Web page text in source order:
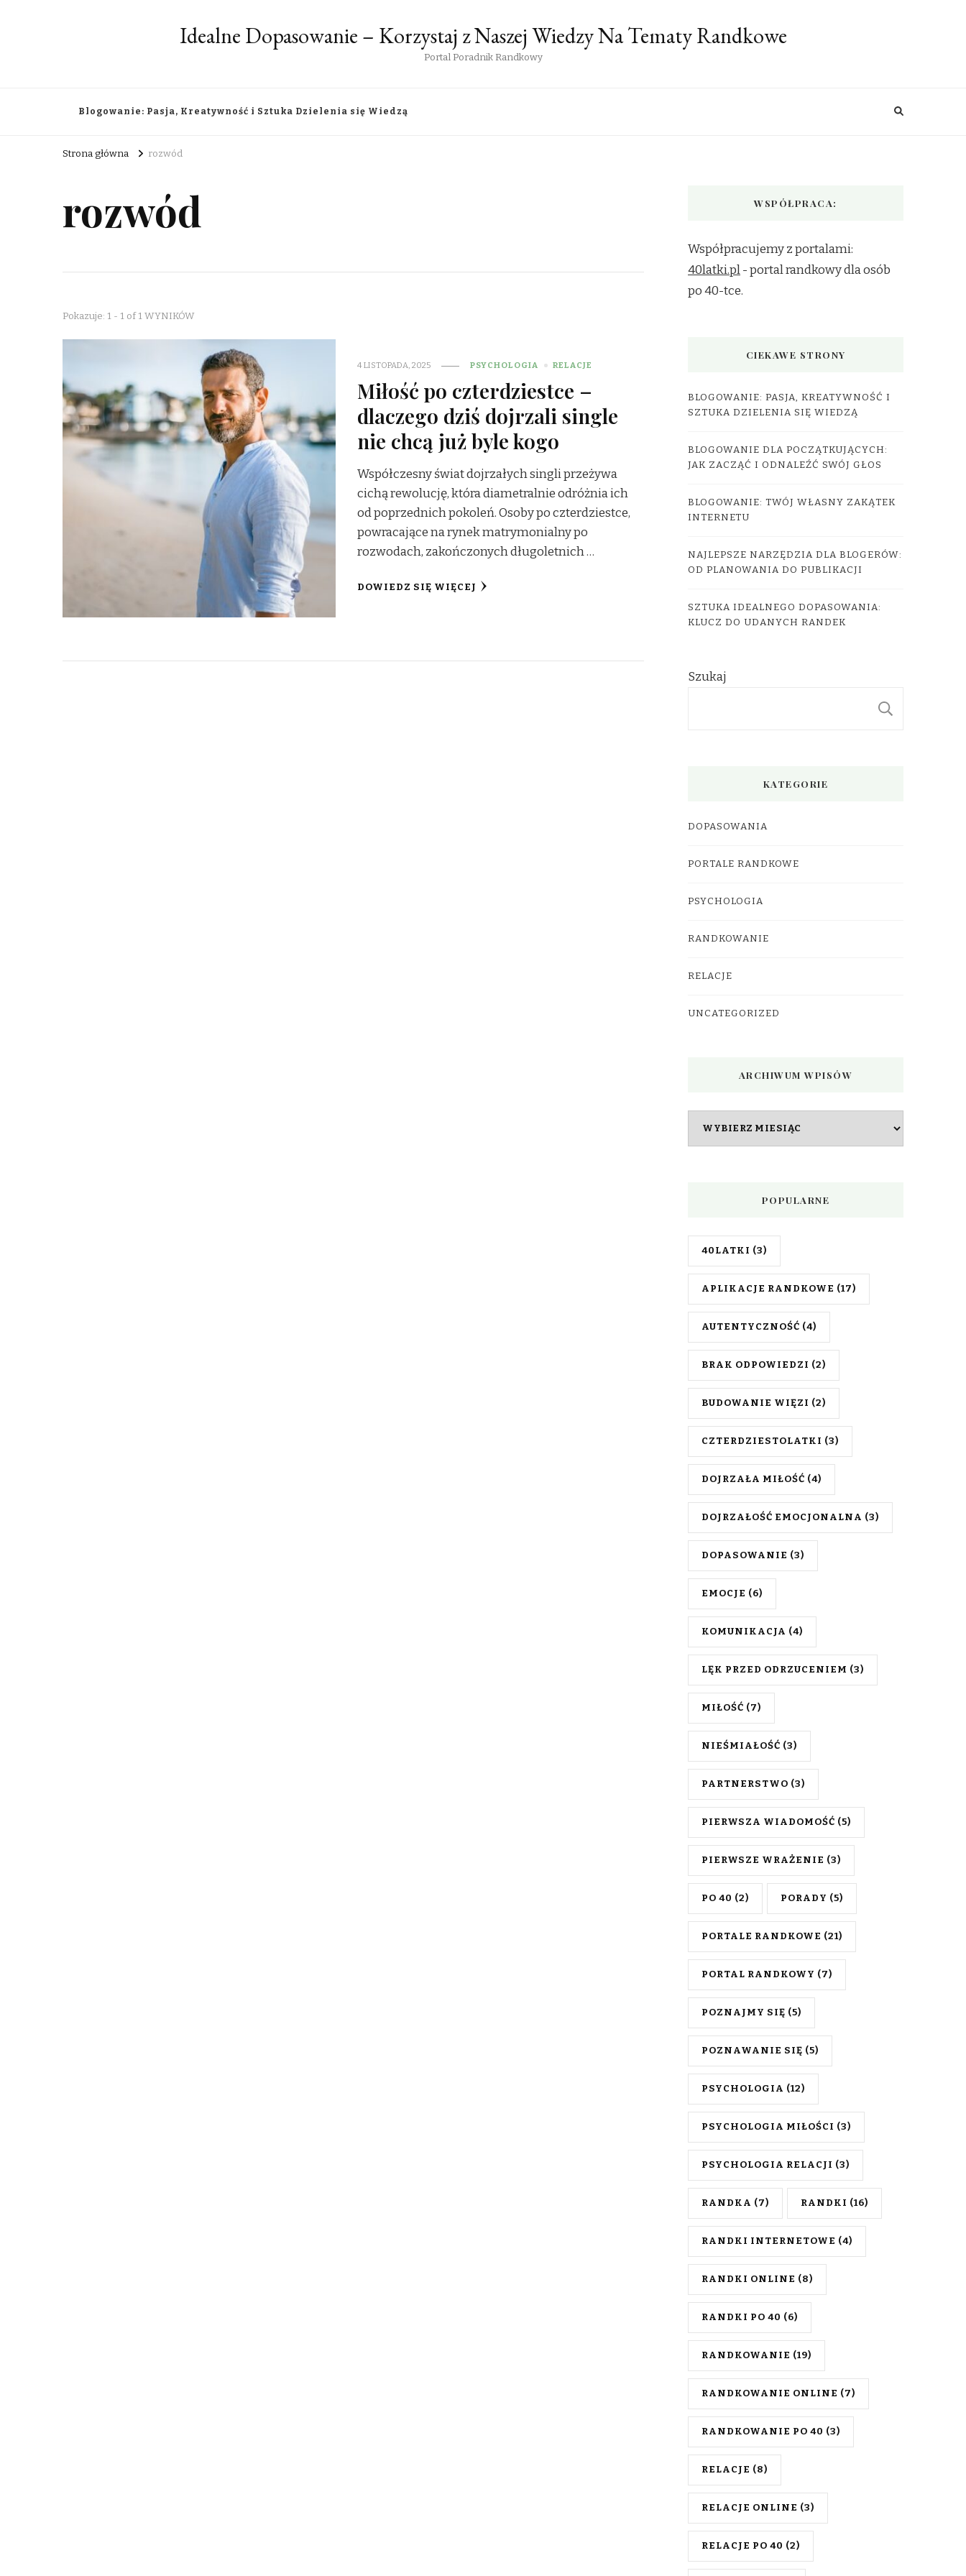
Idealne Dopasowanie – Korzystaj z Naszej Wiedzy Na Tematy Randkowe
Portal Poradnik Randkowy
Blogowanie: Pasja, Kreatywność i Sztuka Dzielenia się Wiedzą
Strona główna rozwód
rozwód
Pokazuje: 1 - 1 of 1 WYNIKÓW
4 LISTOPADA, 2025 PSYCHOLOGIA RELACJE
Miłość po czterdziestce –
dlaczego dziś dojrzali single
nie chcą już byle kogo
Współczesny świat dojrzałych singli przeżywa
cichą rewolucję, która diametralnie odróżnia ich
od poprzednich pokoleń. Osoby po czterdziestce,
powracające na rynek matrymonialny po
rozwodach, zakończonych długoletnich …
DOWIEDZ SIĘ WIĘCEJ
WSPÓŁPRACA:
Współpracujemy z portalami:
40latki.pl- portal randkowy dla osób
po 40-tce.
CIEKAWE STRONY
BLOGOWANIE: PASJA, KREATYWNOŚĆ I
SZTUKA DZIELENIA SIĘ WIEDZĄ
BLOGOWANIE DLA POCZĄTKUJĄCYCH:
JAK ZACZĄĆ I ODNALEŹĆ SWÓJ GŁOS
BLOGOWANIE: TWÓJ WŁASNY ZAKĄTEK
INTERNETU
NAJLEPSZE NARZĘDZIA DLA BLOGERÓW:
OD PLANOWANIA DO PUBLIKACJI
SZTUKA IDEALNEGO DOPASOWANIA:
KLUCZ DO UDANYCH RANDEK
Szukaj
KATEGORIE
DOPASOWANIA
PORTALE RANDKOWE
PSYCHOLOGIA
RANDKOWANIE
RELACJE
UNCATEGORIZED
ARCHIWUM WPISÓW
POPULARNE
40LATKI (3)
APLIKACJE RANDKOWE (17)
AUTENTYCZNOŚĆ (4)
BRAK ODPOWIEDZI (2)
BUDOWANIE WIĘZI (2)
CZTERDZIESTOLATKI (3)
DOJRZAŁA MIŁOŚĆ (4)
DOJRZAŁOŚĆ EMOCJONALNA (3)
DOPASOWANIE (3)
EMOCJE (6)
KOMUNIKACJA (4)
LĘK PRZED ODRZUCENIEM (3)
MIŁOŚĆ (7)
NIEŚMIAŁOŚĆ (3)
PARTNERSTWO (3)
PIERWSZA WIADOMOŚĆ (5)
PIERWSZE WRAŻENIE (3)
PO 40 (2) PORADY (5)
PORTALE RANDKOWE (21)
PORTAL RANDKOWY (7)
POZNAJMY SIĘ (5)
POZNAWANIE SIĘ (5)
PSYCHOLOGIA (12)
PSYCHOLOGIA MIŁOŚCI (3)
PSYCHOLOGIA RELACJI (3)
RANDKA (7) RANDKI (16)
RANDKI INTERNETOWE (4)
RANDKI ONLINE (8)
RANDKI PO 40 (6)
RANDKOWANIE (19)
RANDKOWANIE ONLINE (7)
RANDKOWANIE PO 40 (3)
RELACJE (8)
RELACJE ONLINE (3)
RELACJE PO 40 (2)